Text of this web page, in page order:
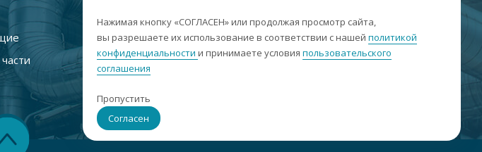
г. Барнаул, пр. Ленина, 158А, Н1/204
сб-вс: выходные
Нажимая кнопку «СОГЛАСЕН» или продолжая просмотр сайта,
вы разрешаете их использование в соответствии с нашей политикой
конфиденциальности и принимаете условия пользовательского
соглашения
Пропустить
Согласен